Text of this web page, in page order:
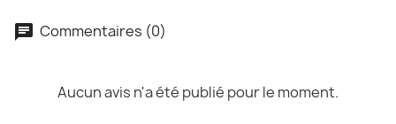
Commentaires (0)
Aucun avis n'a été publié pour le moment.